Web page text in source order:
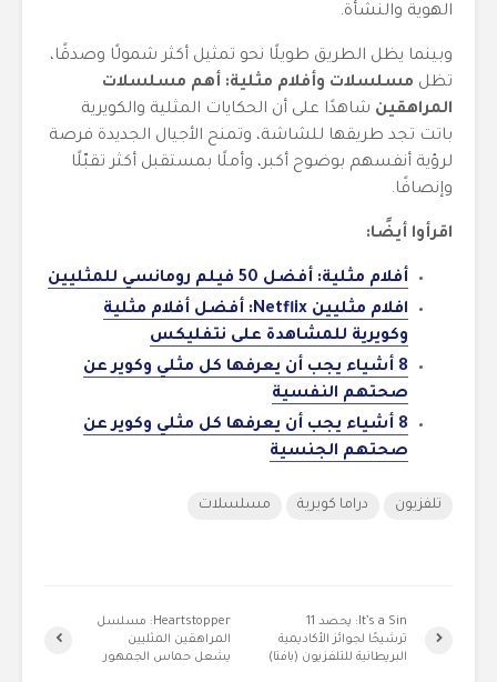
الهوية والنشأة.
وبينما يظل الطريق طويلًا نحو تمثيل أكثر شمولًا وصدقًا،
تظل مسلسلات وأفلام مثلية: أهم مسلسلات
المراهقين شاهدًا على أن الحكايات المثلية والكويرية
باتت تجد طريقها للشاشة، وتمنح الأجيال الجديدة فرصة
لرؤية أنفسهم بوضوح أكبر، وأملًا بمستقبل أكثر تقبّلًا
وإنصافًا.
اقرأوا أيضًا:
أفلام مثلية: أفضل 50 فيلم رومانسي للمثليين
افلام مثليين Netflix: أفضل أفلام مثلية
وكويرية للمشاهدة على نتفليكس
8 أشياء يجب أن يعرفها كل مثلي وكوير عن
صحتهم النفسية
8 أشياء يجب أن يعرفها كل مثلي وكوير عن
صحتهم الجنسية
تلفزيون دراما كويرية مسلسلات
Heartstopper: مسلسل
المراهقين المثليين
يشعل حماس الجمهور
It’s a Sin: يحصد 11
ترشيحًا لجوائز الأكاديمية
البريطانية للتلفزيون (بافتا)